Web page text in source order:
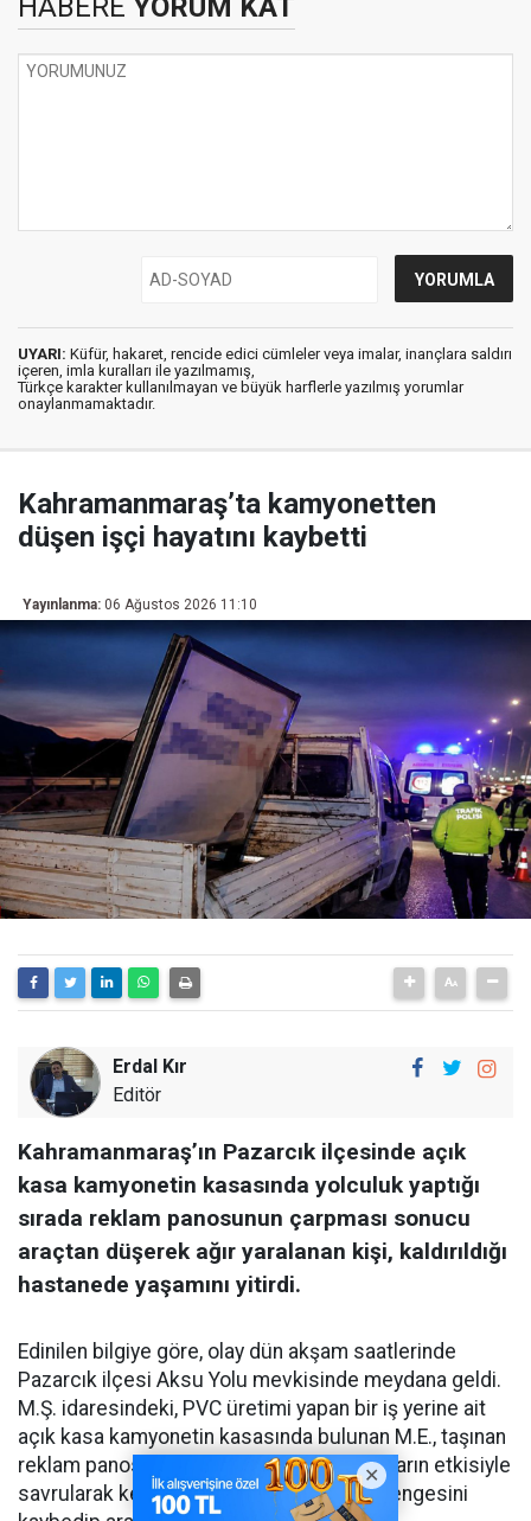
HABERE YORUM KAT
UYARI: Küfür, hakaret, rencide edici cümleler veya imalar, inançlara saldırı
içeren, imla kuralları ile yazılmamış,
Türkçe karakter kullanılmayan ve büyük harflerle yazılmış yorumlar
onaylanmamaktadır.
Kahramanmaraş’ta kamyonetten
düşen işçi hayatını kaybetti
Yayınlanma: 06 Ağustos 2026 11:10
Erdal Kır
Editör
Kahramanmaraş’ın Pazarcık ilçesinde açık
kasa kamyonetin kasasında yolculuk yaptığı
sırada reklam panosunun çarpması sonucu
araçtan düşerek ağır yaralanan kişi, kaldırıldığı
hastanede yaşamını yitirdi.
Edinilen bilgiye göre, olay dün akşam saatlerinde
Pazarcık ilçesi Aksu Yolu mevkisinde meydana geldi.
M.Ş. idaresindeki, PVC üretimi yapan bir iş yerine ait
açık kasa kamyonetin kasasında bulunan M.E., taşınan
reklam panosunun seyir halindeyken rüzgarın etkisiyle
savrularak kendisine çarpması sonucu dengesini